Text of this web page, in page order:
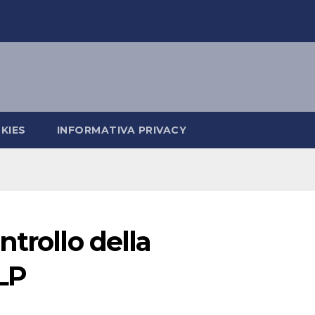
INFORMATIVA PRIVACY
della